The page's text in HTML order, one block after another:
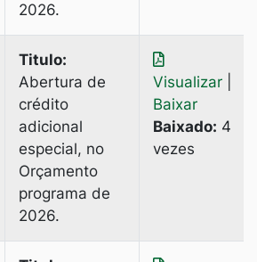
2026.
Titulo:
Abertura de
crédito
adicional
especial, no
Orçamento
programa de
2026.
Visualizar
Baixar
Baixado: 4
vezes